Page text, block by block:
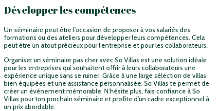
Développer les compétences
Un séminaire peut être l’occasion de proposer à vos salariés des
formations ou des ateliers pour développer leurs compétences. Cela
peut être un atout précieux pour l’entreprise et pour les collaborateurs.
Organiser un séminaire pas cher avec So Villas est une solution idéale
pour les entreprises qui souhaitent offrir à leurs collaborateurs une
expérience unique sans se ruiner. Grâce à une large sélection de villas
bien équipées et une assistance personnalisée, So Villas te permet de
créer un événement mémorable. N’hésite plus, fais confiance à So
Villas pour ton prochain séminaire et profite d’un cadre exceptionnel à
un prix abordable.